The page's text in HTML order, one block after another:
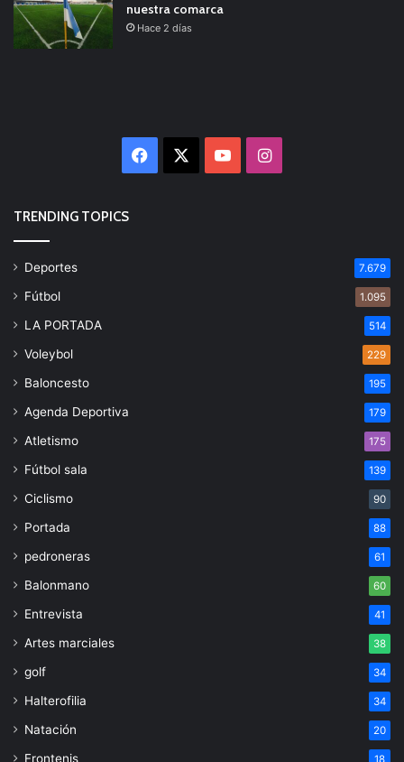
nuestra comarca
Hace 2 días
Facebook YouTubeInstagram
TRENDING TOPICS
Deportes 7.679
Fútbol 1.095
LA PORTADA 514
Voleybol 229
Baloncesto 195
Agenda Deportiva 179
Atletismo 175
Fútbol sala 139
Ciclismo 90
Portada 88
pedroneras 61
Balonmano 60
Entrevista 41
Artes marciales 38
golf 34
Halterofilia 34
Natación 20
Frontenis 18